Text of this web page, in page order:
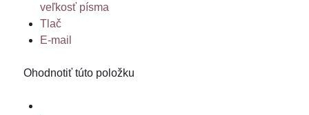
veľkosť písma
Tlač
E-mail
Ohodnotiť túto položku